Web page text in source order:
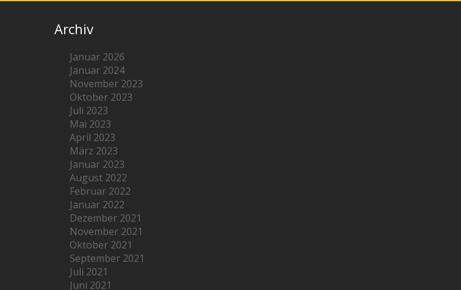
Archiv
Januar 2026
Januar 2024
November 2023
Oktober 2023
Juli 2023
Mai 2023
April 2023
März 2023
Januar 2023
August 2022
Februar 2022
Januar 2022
Dezember 2021
November 2021
Oktober 2021
September 2021
Juli 2021
Juni 2021